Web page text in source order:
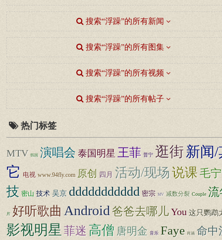
搜索“浮躁”的所有新闻
搜索“浮躁”的所有图集
搜索“浮躁”的所有视频
搜索“浮躁”的所有帖子
热门标签
MTV 韩国 演唱会 泰国明星 王菲 普宁 逛街新闻/
它 电视 www.94fly.com 原创 四月 活动/现场说课毛宁
技 密山 技术 吴京 ddddddddddd 密宗 MV 减数分裂 Couple 流
片 好听歌曲 Android爸爸去哪儿You 这只鹦鹉
影视明星 菲迷 高僧 唐明金 音乐 Faye 肖涵 命中